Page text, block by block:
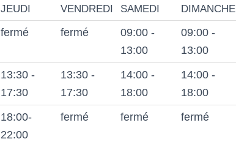
JEUDI VENDREDI SAMEDI DIMANCHE
fermé fermé
09:00 -
13:00
09:00 -
13:00
13:30 -
17:30
13:30 -
17:30
14:00 -
18:00
14:00 -
18:00
18:00-
22:00
fermé fermé fermé